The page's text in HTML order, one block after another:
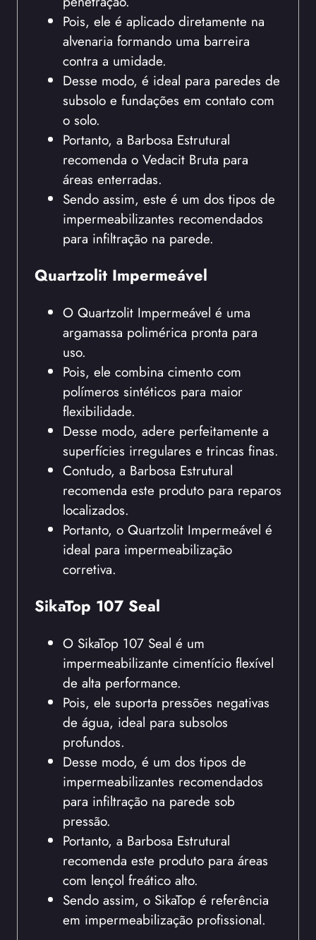
Pois, ele é aplicado diretamente na
alvenaria formando uma barreira
contra a umidade.
Desse modo, é ideal para paredes de
subsolo e fundações em contato com
o solo.
Portanto, a Barbosa Estrutural
recomenda o Vedacit Bruta para
áreas enterradas.
Sendo assim, este é um dos tipos de
impermeabilizantes recomendados
para infiltração na parede.
Quartzolit Impermeável
O Quartzolit Impermeável é uma
argamassa polimérica pronta para
uso.
Pois, ele combina cimento com
polímeros sintéticos para maior
flexibilidade.
Desse modo, adere perfeitamente a
superfícies irregulares e trincas finas.
Contudo, a Barbosa Estrutural
recomenda este produto para reparos
localizados.
Portanto, o Quartzolit Impermeável é
ideal para impermeabilização
corretiva.
SikaTop 107 Seal
O SikaTop 107 Seal é um
impermeabilizante cimentício flexível
de alta performance.
Pois, ele suporta pressões negativas
de água, ideal para subsolos
profundos.
Desse modo, é um dos tipos de
impermeabilizantes recomendados
para infiltração na parede sob
pressão.
Portanto, a Barbosa Estrutural
recomenda este produto para áreas
com lençol freático alto.
Sendo assim, o SikaTop é referência
em impermeabilização profissional.